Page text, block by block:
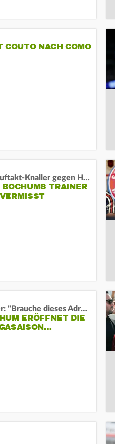
COUTO NACH COMO
Vor dem Auftakt-Knaller gegen Hertha:
TRAINER
Uwe Rösler: "Brauche dieses Adrenalin"
ERÖFFNET DIE